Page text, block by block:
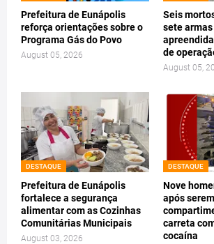
Prefeitura de Eunápolis
reforça orientações sobre o
Programa Gás do Povo
August 05, 2026
Seis
sete
de
August 05,
DESTAQUE
Prefeitura de Eunápolis
fortalece a segurança
alimentar com as Cozinhas
Comunitárias Municipais
August 03, 2026
DESTAQUE
Nove
após
carreta
cocaína